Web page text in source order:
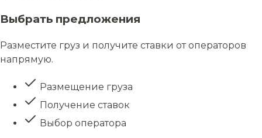
Выбрать предложения
Разместите груз и получите ставки от операторов
напрямую.
Размещение груза
Получение ставок
Выбор оператора